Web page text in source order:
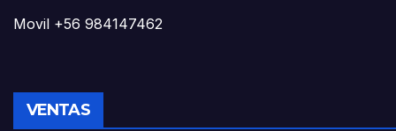
Movil +56 984147462
VENTAS